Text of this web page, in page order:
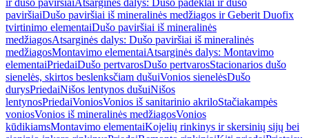
ir dušo paviršiaiAtsarginės dalys: Dušo padėklai ir dušo
paviršiaiDušo paviršiai iš mineralinės medžiagos ir Geberit Duofix
tvirtinimo elementaiDušo paviršiai iš mineralinės
medžiagosAtsarginės dalys: Dušo paviršiai iš mineralinės
medžiagosMontavimo elementaiAtsarginės dalys: Montavimo
elementaiPriedaiDušo pertvarosDušo pertvarosStacionarios dušo
sienelės, skirtos beslenksčiam dušuiVonios sienelėsDušo
durysPriedaiNišos lentynos dušuiNišos
lentynosPriedaiVoniosVonios iš sanitarinio akriloStačiakampės
voniosVonios iš mineralinės medžiagosVonios
kūdikiamsMontavimo elementaiKojelių rinkinys ir skersinių sijų bei